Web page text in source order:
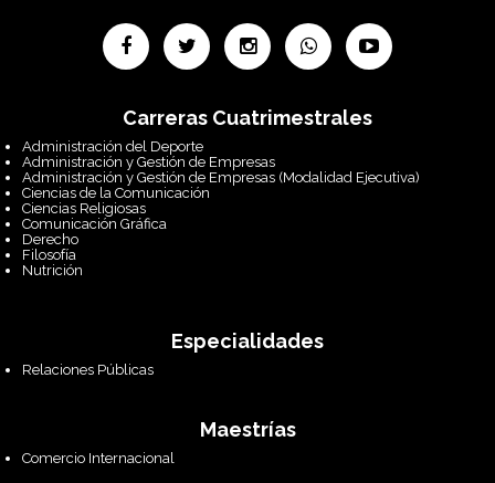
Carreras Cuatrimestrales
Administración del Deporte
Administración y Gestión de Empresas
Administración y Gestión de Empresas (Modalidad Ejecutiva)
Ciencias de la Comunicación
Ciencias Religiosas
Comunicación Gráfica
Derecho
Filosofía
Nutrición
Especialidades
Relaciones Públicas
Maestrías
Comercio Internacional